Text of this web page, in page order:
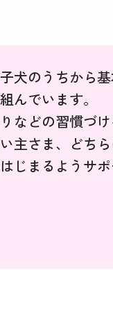
犬のうちから
んでいます。
などの習慣づけ
主さま、どち
じまるようサ